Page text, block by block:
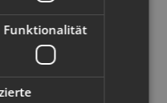
& Parfüm
Überdeckung
Funktionalität